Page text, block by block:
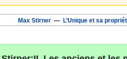
Max Stirner— L’Unique et sa